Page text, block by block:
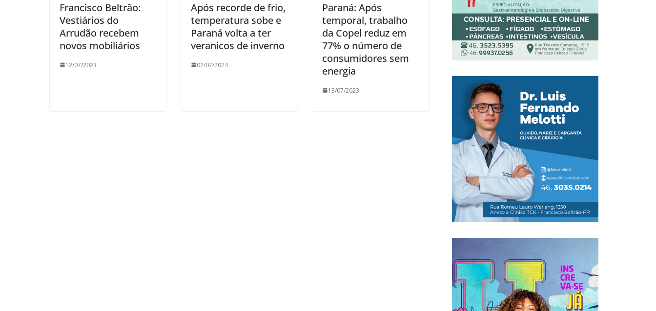
Francisco Beltrão:
Vestiários do
Arrudão recebem
novos mobiliários
12/07/2023
Após recorde de frio,
temperatura sobe e
Paraná volta a ter
veranicos de inverno
02/07/2024
Paraná: Após
temporal, trabalho
da Copel reduz em
77% o número de
consumidores sem
energia
13/07/2023